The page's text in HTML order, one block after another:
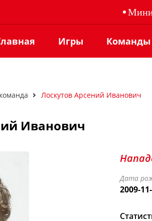
Игры Команды
Лоскутов Арсений Иванович
Иванович
Дата
2009-